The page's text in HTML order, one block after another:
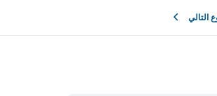
التالي